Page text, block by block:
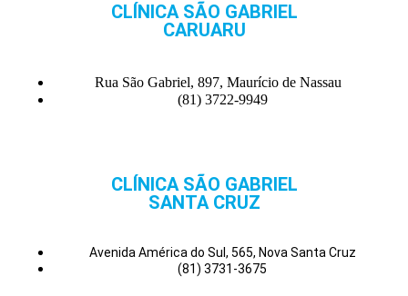
CLÍNICA SÃO GABRIEL
CARUARU
Rua São Gabriel, 897, Maurício de Nassau
(81) 3722-9949
CLÍNICA SÃO GABRIEL
SANTA CRUZ
Avenida América do Sul, 565, Nova Santa Cruz
(81) 3731-3675